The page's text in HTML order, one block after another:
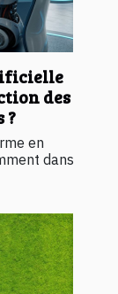
des
?
en
dans